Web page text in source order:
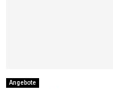
Angebote